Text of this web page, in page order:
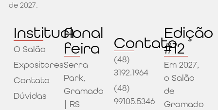
de 2027.
Institucional
O Salão
Expositores
Contato
Dúvidas
A
feira
Serra
Park,
Gramado
| RS
Contato
(48)
3192.1964
(48)
99105.5346
Edição
#12
Em 2027,
o Salão
de
Gramado